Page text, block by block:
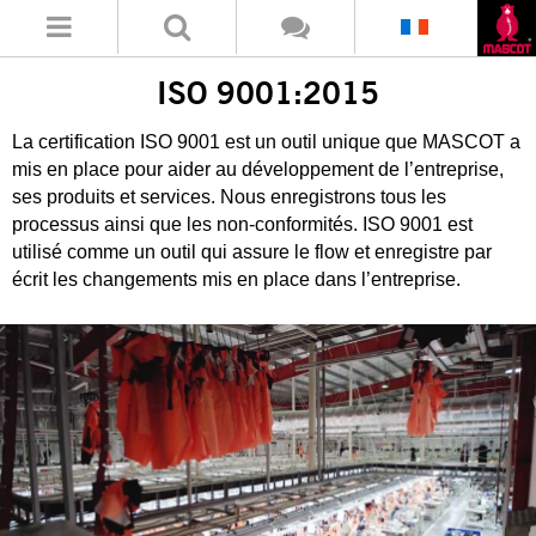
ISO 9001:2015
La certification ISO 9001 est un outil unique que MASCOT a
mis en place pour aider au développement de l’entreprise,
ses produits et services. Nous enregistrons tous les
processus ainsi que les non-conformités. ISO 9001 est
utilisé comme un outil qui assure le flow et enregistre par
écrit les changements mis en place dans l’entreprise.